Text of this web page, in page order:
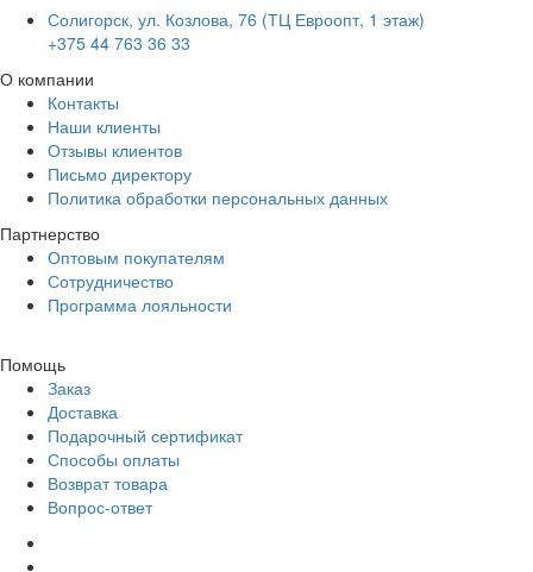
Солигорск, ул. Козлова, 76 (ТЦ Евроопт, 1 этаж)
+375 44 763 36 33
О компании
Контакты
Наши клиенты
Отзывы клиентов
Письмо директору
Политика обработки персональных данных
Партнерство
Оптовым покупателям
Сотрудничество
Программа лояльности
Помощь
Заказ
Доставка
Подарочный сертификат
Способы оплаты
Возврат товара
Вопрос-ответ